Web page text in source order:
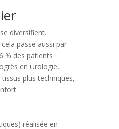
se diversifient.
passe aussi par
% des patients
en Urologie,
plus techniques,
réalisée en